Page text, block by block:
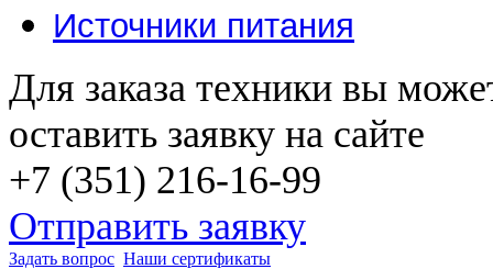
Источники питания
Для заказа техники вы
оставить заявку на сайте
+7 (351) 216-16-99
Отправить заявку
Задать вопрос Наши сертификаты